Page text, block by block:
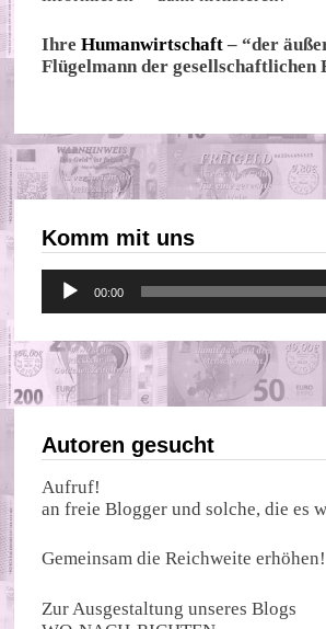
IhreHumanwirtschaft – “der
Flügelmann der gesellschaftlichen
Komm mit uns
Audio-
Player
00:00
Autoren gesucht
Aufruf!
an freie Blogger und solche, die es
Gemeinsam die Reichweite erhöhen!
Zur Ausgestaltung unseres Blogs